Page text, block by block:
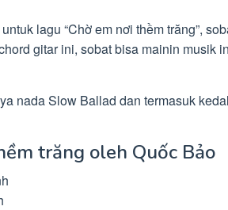
lagu “Chờ em nơi thềm trăng”,
gitar ini, sobat bisa mainin musik
nada Slow Ballad dan termasuk
trăng oleh Quốc Bảo